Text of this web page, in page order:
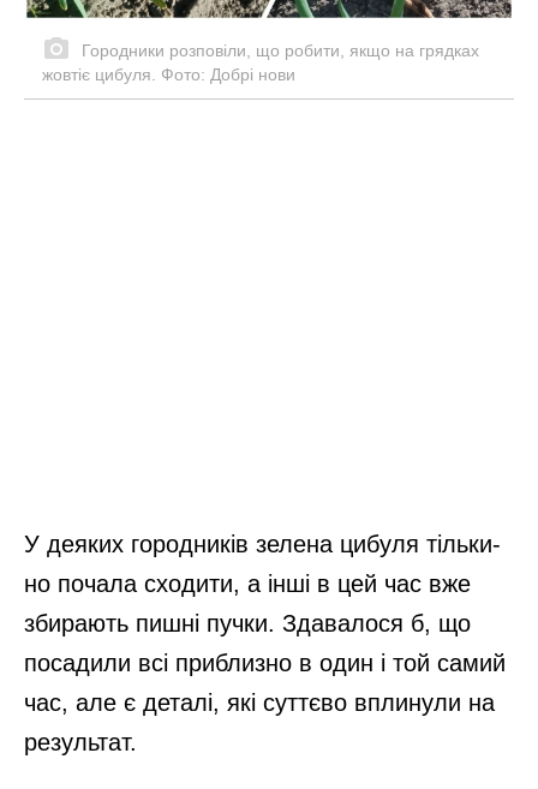
Городники розповіли, що робити, якщо на грядках
жовтіє цибуля. Фото: Добрі нови
У деяких городників зелена цибуля тільки-
но почала сходити, а інші в цей час вже
збирають пишні пучки. Здавалося б, що
посадили всі приблизно в один і той самий
час, але є деталі, які суттєво вплинули на
результат.